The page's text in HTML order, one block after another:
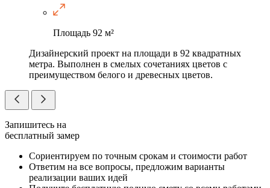
Площадь 92 м²
Дизайнерский проект на площади в 92 квадратных
метра. Выполнен в смелых сочетаниях цветов с
преимуществом белого и древесных цветов.
Запишитесь на
бесплатный замер
Сориентируем по точным срокам и стоимости работ
Ответим на все вопросы, предложим варианты
реализации ваших идей